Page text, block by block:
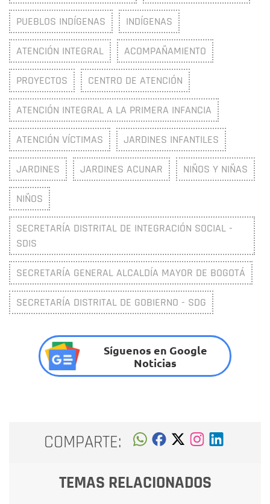
PUEBLOS INDÍGENAS INDÍGENAS
ATENCIÓN INTEGRAL ACOMPAÑAMIENTO
PROYECTOS CENTRO DE ATENCIÓN
ATENCIÓN INTEGRAL A LA PRIMERA INFANCIA
ATENCIÓN VÍCTIMAS JARDINES INFANTILES
JARDINES JARDINES ACUNAR NIÑOS Y NIÑAS
NIÑOS
SECRETARÍA DISTRITAL DE INTEGRACIÓN SOCIAL -
SDIS
SECRETARÍA GENERAL ALCALDÍA MAYOR DE BOGOTÁ
SECRETARÍA DISTRITAL DE GOBIERNO - SDG
Síguenos en Google
Noticias
COMPARTE:
TEMAS RELACIONADOS